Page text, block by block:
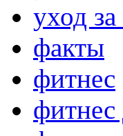
уход
факты
фитнес
фитнес